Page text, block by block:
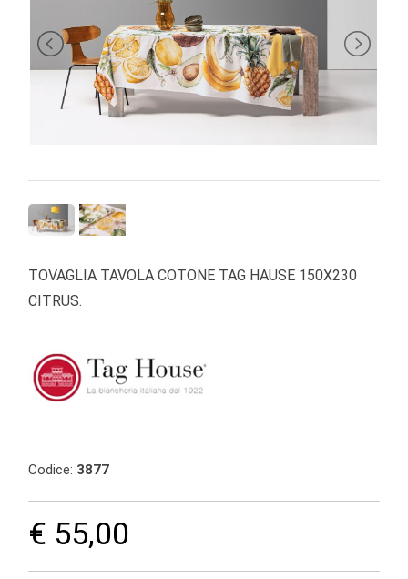
TOVAGLIA TAVOLA COTONE TAG HAUSE 150X230
CITRUS.
Codice: 3877
€ 55,00